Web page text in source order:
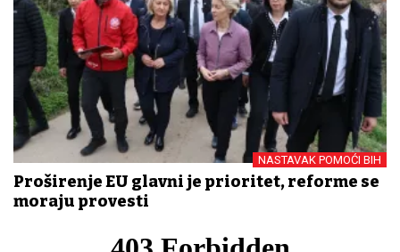
NASTAVAK POMOĆI BIH
Proširenje EU glavni je prioritet, reforme se
moraju provesti